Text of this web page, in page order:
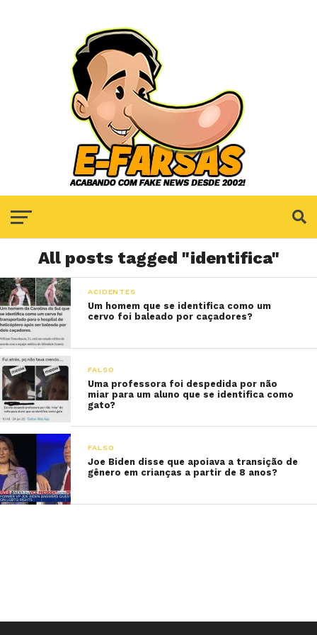
All posts tagged "identifica"
ACIDENTES
Um homem que se identifica como um
cervo foi baleado por caçadores?
FALSO
Uma professora foi despedida por não
miar para um aluno que se identifica como
gato?
FALSO
Joe Biden disse que apoiava a transição de
gênero em crianças a partir de 8 anos?